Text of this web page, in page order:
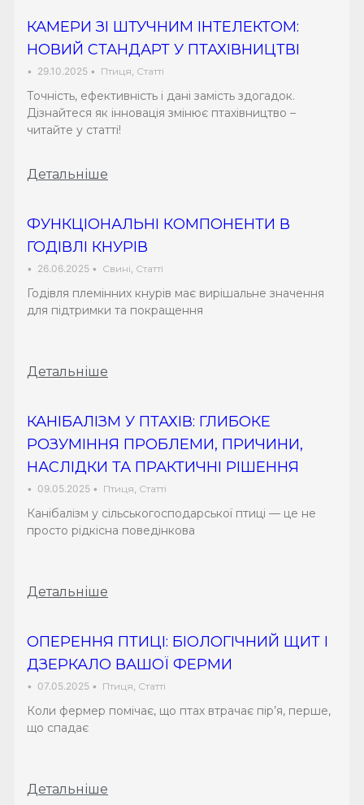
КАМЕРИ ЗІ ШТУЧНИМ ІНТЕЛЕКТОМ:
НОВИЙ СТАНДАРТ У ПТАХІВНИЦТВІ
• 29.10.2025 • Птиця, Статті
Точність, ефективність і дані замість здогадок.
Дізнайтеся як інновація змінює птахівництво –
читайте у статті!
Детальніше
ФУНКЦІОНАЛЬНІ КОМПОНЕНТИ В
ГОДІВЛІ КНУРІВ
• 26.06.2025 • Свині, Статті
Годівля племінних кнурів має вирішальне значення
для підтримки та покращення
Детальніше
КАНІБАЛІЗМ У ПТАХІВ: ГЛИБОКЕ
РОЗУМІННЯ ПРОБЛЕМИ, ПРИЧИНИ,
НАСЛІДКИ ТА ПРАКТИЧНІ РІШЕННЯ
• 09.05.2025 • Птиця, Статті
Канібалізм у сільськогосподарської птиці — це не
просто рідкісна поведінкова
Детальніше
ОПЕРЕННЯ ПТИЦІ: БІОЛОГІЧНИЙ ЩИТ І
ДЗЕРКАЛО ВАШОЇ ФЕРМИ
• 07.05.2025 • Птиця, Статті
Коли фермер помічає, що птах втрачає пір’я, перше,
що спадає
Детальніше